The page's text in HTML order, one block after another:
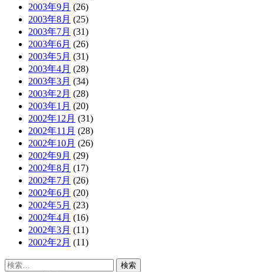
2003年9月 (26)
2003年8月 (25)
2003年7月 (31)
2003年6月 (26)
2003年5月 (31)
2003年4月 (28)
2003年3月 (34)
2003年2月 (28)
2003年1月 (20)
2002年12月 (31)
2002年11月 (28)
2002年10月 (26)
2002年9月 (29)
2002年8月 (17)
2002年7月 (26)
2002年6月 (20)
2002年5月 (23)
2002年4月 (16)
2002年3月 (11)
2002年2月 (11)
検